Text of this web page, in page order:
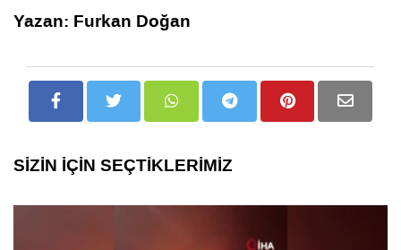
Yazan: Furkan Doğan
SİZİN İÇİN SEÇTİKLERİMİZ